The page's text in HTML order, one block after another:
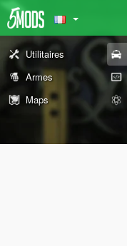
Utilitaires
Armes
Maps